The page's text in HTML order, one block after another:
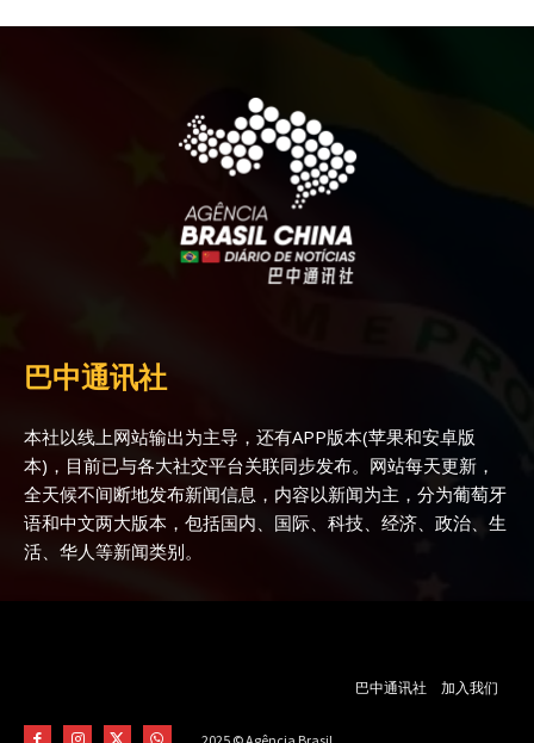
巴中通讯社
本社以线上网站输出为主导，还有APP版本(苹果和安卓版
本)，目前已与各大社交平台关联同步发布。网站每天更新，
全天候不间断地发布新闻信息，内容以新闻为主，分为葡萄牙
语和中文两大版本，包括国内、国际、科技、经济、政治、生
活、华人等新闻类别。
巴中通讯社 加入我们